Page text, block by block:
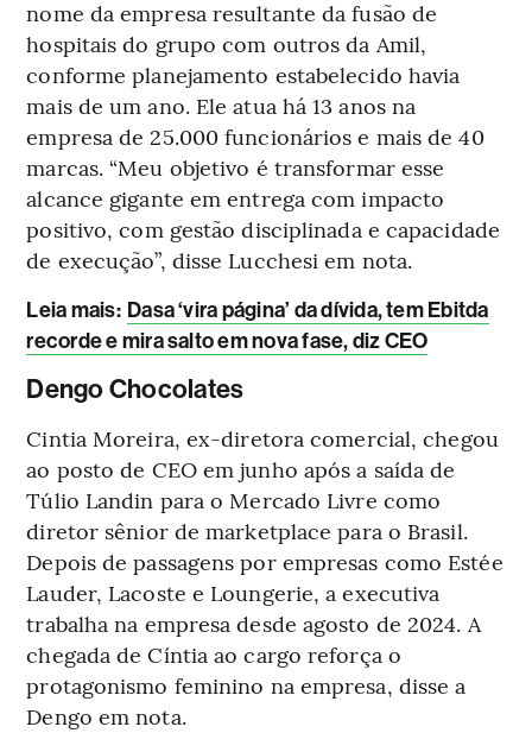
nome da empresa resultante da fusão de
hospitais do grupo com outros da Amil,
conforme planejamento estabelecido havia
mais de um ano. Ele atua há 13 anos na
empresa de 25.000 funcionários e mais de 40
marcas. “Meu objetivo é transformar esse
alcance gigante em entrega com impacto
positivo, com gestão disciplinada e capacidade
de execução”, disse Lucchesi em nota.
Leia mais: Dasa ‘vira página’ da dívida, tem Ebitda
recorde e mira salto em nova fase, diz CEO
Dengo Chocolates
Cintia Moreira, ex-diretora comercial, chegou
ao posto de CEO em junho após a saída de
Túlio Landin para o Mercado Livre como
diretor sênior de marketplace para o Brasil.
Depois de passagens por empresas como Estée
Lauder, Lacoste e Loungerie, a executiva
trabalha na empresa desde agosto de 2024. A
chegada de Cíntia ao cargo reforça o
protagonismo feminino na empresa, disse a
Dengo em nota.